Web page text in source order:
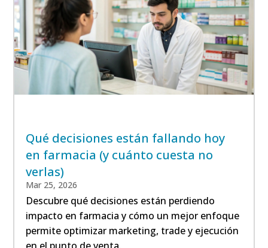
Qué decisiones están fallando hoy
en farmacia (y cuánto cuesta no
verlas)
Mar 25, 2026
Descubre qué decisiones están perdiendo
impacto en farmacia y cómo un mejor enfoque
permite optimizar marketing, trade y ejecución